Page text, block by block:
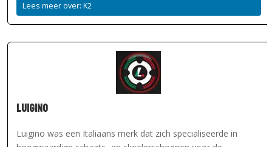
Lees meer over: K2
Luigino
Luigino was een Italiaans merk dat zich specialiseerde in